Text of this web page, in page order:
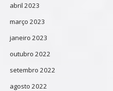
abril 2023
março 2023
janeiro 2023
outubro 2022
setembro 2022
agosto 2022